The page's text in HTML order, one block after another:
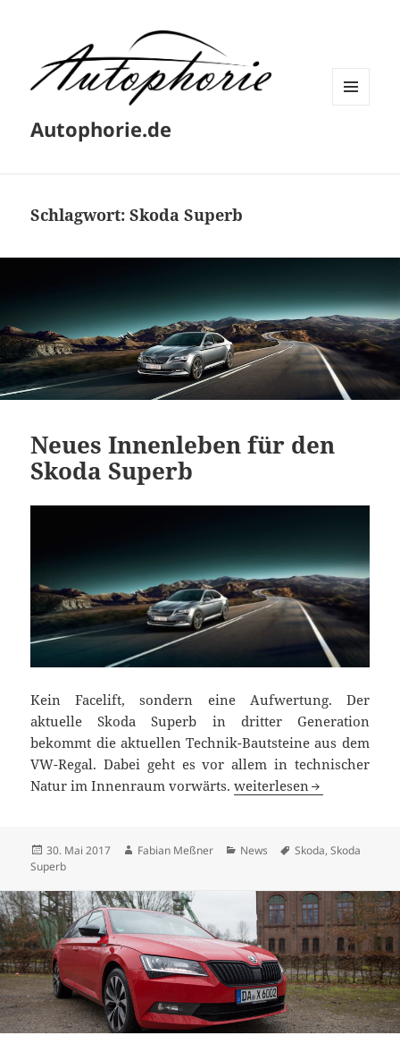
Autophorie.de
Schlagwort:Skoda Superb
Neues Innenleben für den
Skoda Superb
Kein Facelift, sondern eine Aufwertung. Der
aktuelle Skoda Superb in dritter Generation
bekommt die aktuellen Technik-Bautsteine aus dem
VW-Regal. Dabei geht es vor allem in technischer
Natur im Innenraum vorwärts.Neues Innenleben für
weiterlesen
Veröffentlicht
am
30. Mai 2017 Autor
Fabian Meßner Kategorien
News Schlagwörter
Skoda,Skoda
Superb